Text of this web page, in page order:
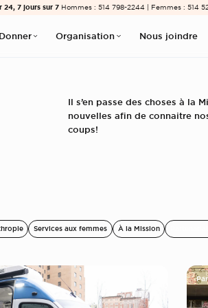
24, 7 jours sur 7 Hommes : 514 798-2244 | Femmes : 514
Donner Organisation Nous joindre
Il s’en passe des choses à la
nouvelles afin de connaitre
coups!
Services aux femmes À la Mission